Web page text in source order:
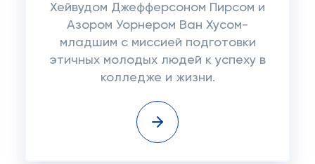
Хейвудом Джефферсоном Пирсом и
Азором Уорнером Ван Хусом-
младшим с миссией подготовки
этичных молодых людей к успеху в
колледже и жизни.